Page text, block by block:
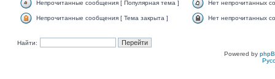
Непрочитанные сообщения [ Популярная тема ] Нет непрочитанных
Непрочитанные сообщения [ Тема закрыта ] Нет непрочитанных
Найти:
Powered by